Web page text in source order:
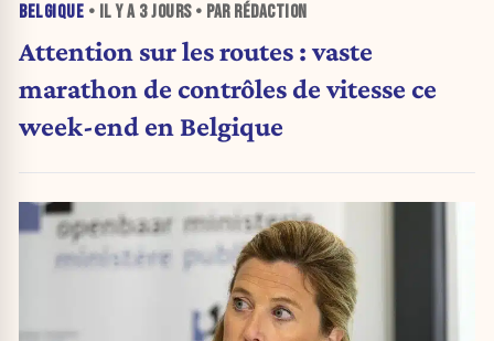
BELGIQUE • IL Y A 3 JOURS• PAR RÉDACTION
Attention sur les routes : vaste
marathon de contrôles de vitesse ce
week-end en Belgique